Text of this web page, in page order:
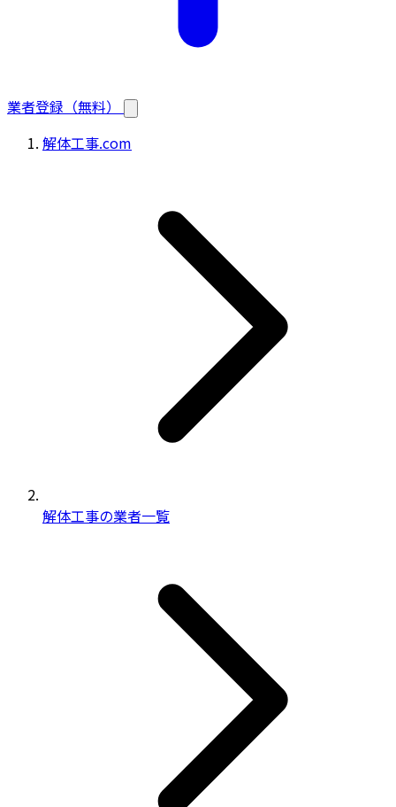
業者登録（無料）
解体工事.com
解体工事の業者一覧